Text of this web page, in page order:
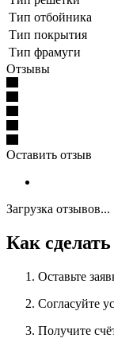
Тип отбойника
Тип покрытия
Тип фрамуги
Отзывы
Оставить отзыв
Загрузка отзывов...
Как сделать
Оставьте
Согласуйте
Получите